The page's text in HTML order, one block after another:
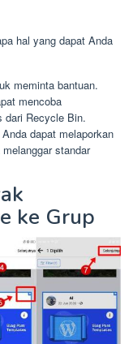
hal yang dapat Anda
meminta bantuan.
mencoba
dari Recycle Bin.
dapat melaporkan
standar
ke Grup